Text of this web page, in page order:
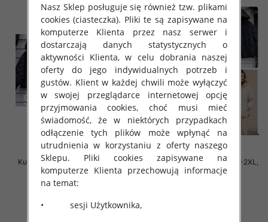
Kurtki damskie cienki Roz S-2XL,
1 Kolor Paczka 5 szt
95.00 zł
szczegóły
Kurtki damskie cienki Roz S-2XL,
1 Kolor Paczka 5 szt
Nasz Sklep posługuje się również tzw. plikami
cookies (ciasteczka). Pliki te są zapisywane na
komputerze Klienta przez nasz serwer i
dostarczają danych statystycznych o
aktywności Klienta, w celu dobrania naszej
oferty do jego indywidualnych potrzeb i
gustów. Klient w każdej chwili może wyłączyć
w swojej przeglądarce internetowej opcję
przyjmowania cookies, choć musi mieć
świadomość, że w niektórych przypadkach
odłączenie tych plików może wpłynąć na
utrudnienia w korzystaniu z oferty naszego
Sklepu. Pliki cookies zapisywane na
komputerze Klienta przechowują informacje
na temat:
• sesji Użytkownika,